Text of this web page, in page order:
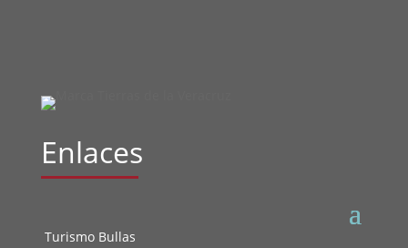
Enlaces
Turismo Bullas